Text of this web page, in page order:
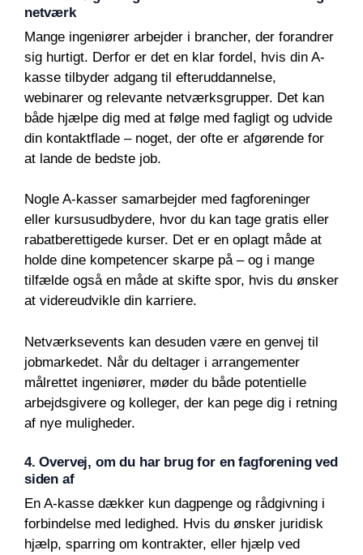
netværk
Mange ingeniører arbejder i brancher, der forandrer
sig hurtigt. Derfor er det en klar fordel, hvis din A-
kasse tilbyder adgang til efteruddannelse,
webinarer og relevante netværksgrupper. Det kan
både hjælpe dig med at følge med fagligt og udvide
din kontaktflade – noget, der ofte er afgørende for
at lande de bedste job.
Nogle A-kasser samarbejder med fagforeninger
eller kursusudbydere, hvor du kan tage gratis eller
rabatberettigede kurser. Det er en oplagt måde at
holde dine kompetencer skarpe på – og i mange
tilfælde også en måde at skifte spor, hvis du ønsker
at videreudvikle din karriere.
Netværksevents kan desuden være en genvej til
jobmarkedet. Når du deltager i arrangementer
målrettet ingeniører, møder du både potentielle
arbejdsgivere og kolleger, der kan pege dig i retning
af nye muligheder.
4. Overvej, om du har brug for en fagforening ved
siden af
En A-kasse dækker kun dagpenge og rådgivning i
forbindelse med ledighed. Hvis du ønsker juridisk
hjælp, sparring om kontrakter, eller hjælp ved